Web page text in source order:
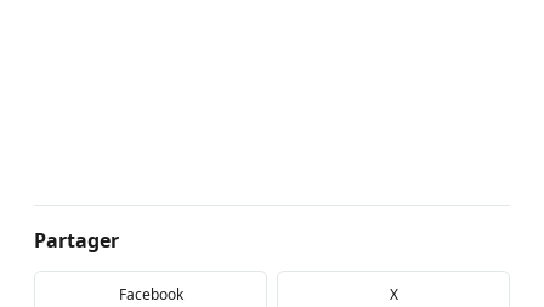
Partager
Facebook X